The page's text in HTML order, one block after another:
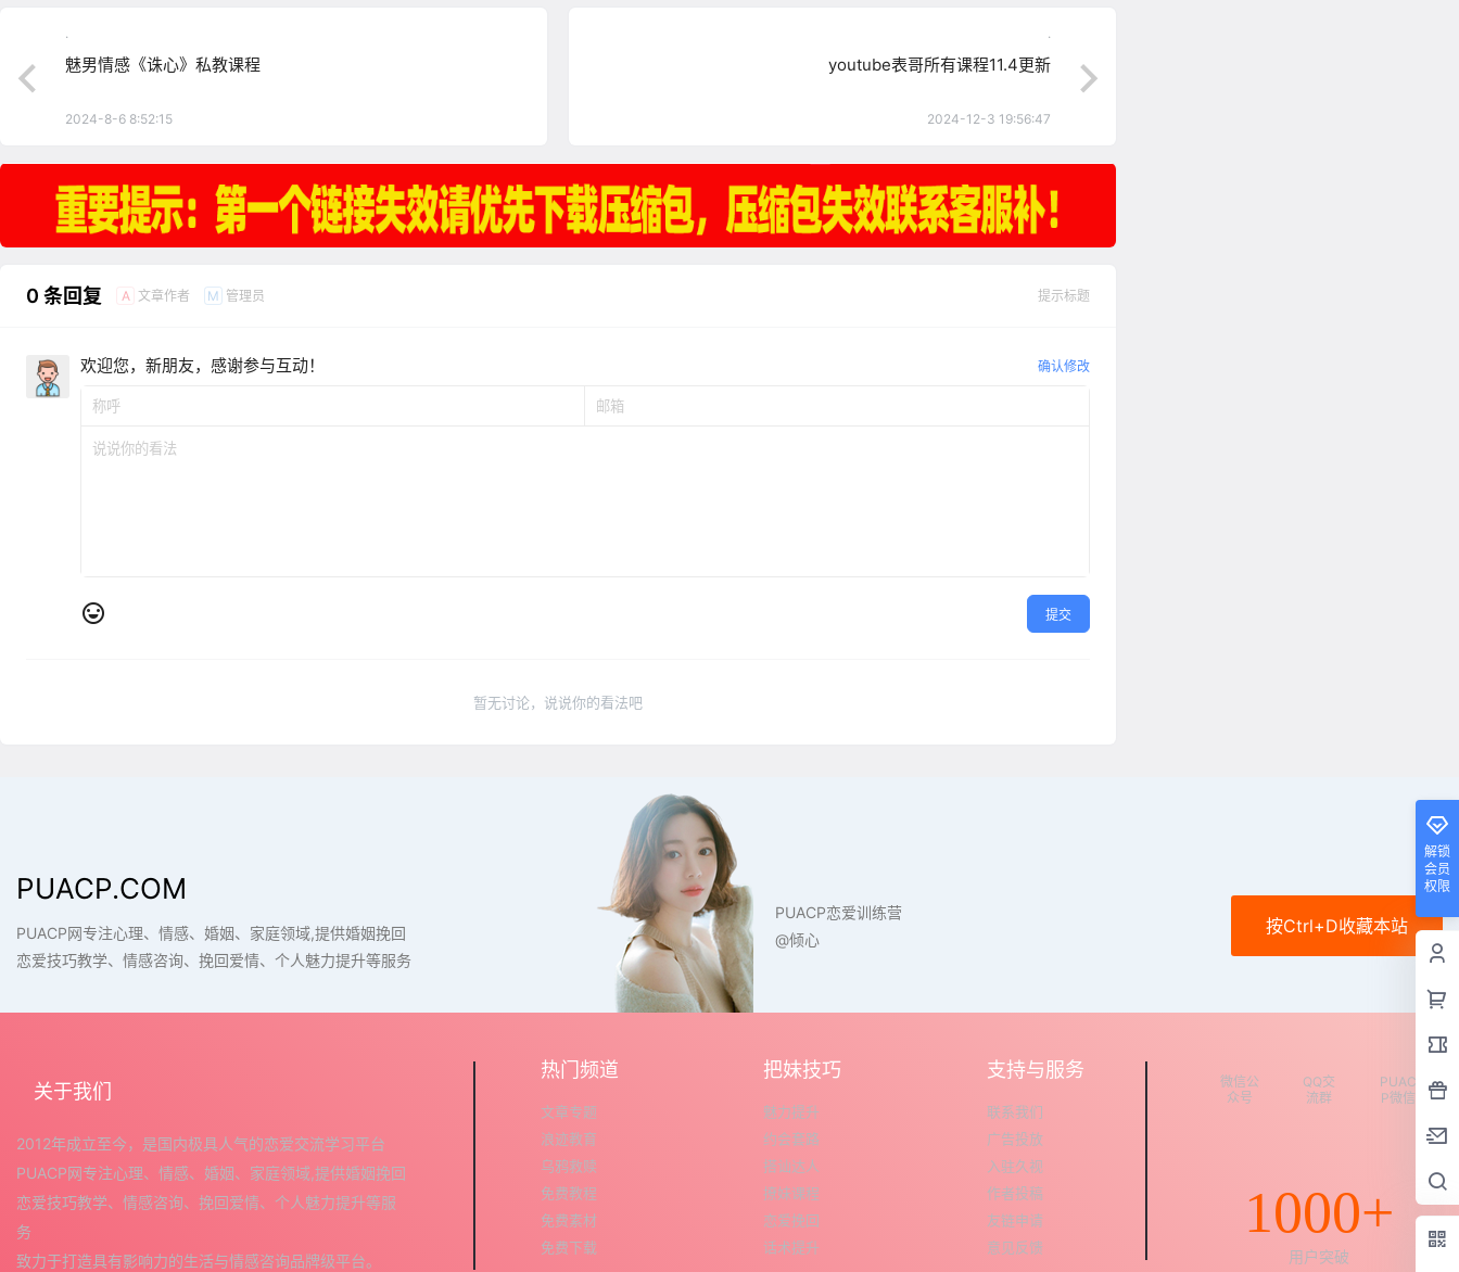
.
魅男情感《诛心》私教课程
2024-8-6 8:52:15
.
youtube表哥所有课程11.4更新
2024-12-3 19:56:47
0 条回复 A 文章作者 M 管理员 提示标题
欢迎您，新朋友，感谢参与互动！ 确认修改
提交
暂无讨论，说说你的看法吧
解锁
会员
权限
PUACP.COM
PUACP网专注心理、情感、婚姻、家庭领域,提供婚姻挽回
恋爱技巧教学、情感咨询、挽回爱情、个人魅力提升等服务
按Ctrl+D收藏本站
PUACP恋爱训练营
@倾心
关于我们
2012年成立至今，是国内极具人气的恋爱交流学习平台
PUACP网专注心理、情感、婚姻、家庭领域,提供婚姻挽回
恋爱技巧教学、情感咨询、挽回爱情、个人魅力提升等服
务
致力于打造具有影响力的生活与情感咨询品牌级平台。
热门频道
文章专题
浪迹教育
乌鸦救赎
免费教程
免费素材
免费下载
把妹技巧
魅力提升
约会套路
搭讪达人
撩妹课程
恋爱挽回
话术提升
支持与服务
联系我们
广告投放
入驻久视
作者投稿
友链申请
意见反馈
微信公
众号
QQ交
流群
PUAC
P微信
1000+
用户突破